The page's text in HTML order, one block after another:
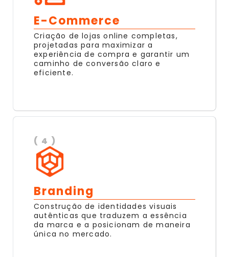
E-Commerce
Criação de lojas online completas,
projetadas para maximizar a
experiência de compra e garantir um
caminho de conversão claro e
eficiente.
( 4 )
Branding
Construção de identidades visuais
autênticas que traduzem a essência
da marca e a posicionam de maneira
única no mercado.